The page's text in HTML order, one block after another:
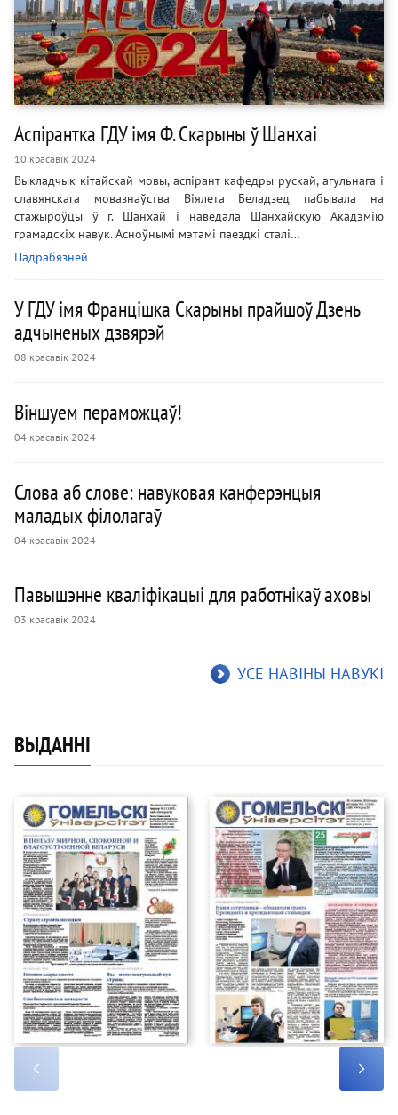
Аспірантка ГДУ імя Ф. Скарыны ў Шанхаі
10 красавік 2024
Выкладчык кітайскай мовы, аспірант кафедры рускай, агульнага і
славянскага мовазнаўства Віялета Беладзед пабывала на
стажыроўцы ў г. Шанхай і наведала Шанхайскую Акадэмію
грамадскіх навук. Асноўнымі мэтамі паездкі сталі…
Падрабязней
У ГДУ імя Францішка Скарыны прайшоў Дзень
адчыненых дзвярэй
08 красавік 2024
Слова аб слове: навуковая канферэнцыя
маладых філолагаў
04 красавік 2024
Віншуем пераможцаў!
04 красавік 2024
Павышэнне кваліфікацыі для работнікаў аховы
03 красавік 2024
УСЕ НАВІНЫ НАВУКІ
ВЫДАННI